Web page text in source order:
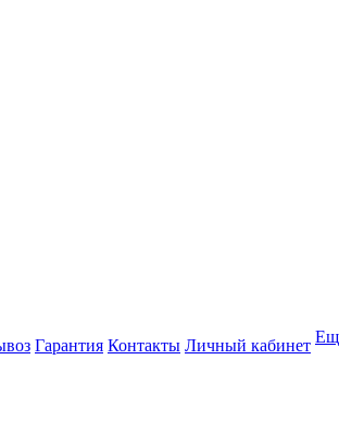
Гарантия Контакты Личный кабинет